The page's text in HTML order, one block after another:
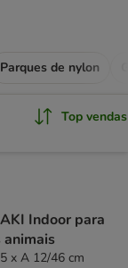
Parques de nylon
Top vendas
Indoor para
animais
x A 12/46 cm